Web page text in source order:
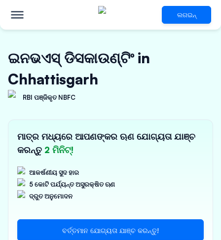
ଲଗଇନ୍
ଇନଭଏସ୍ ଡିସକାଉଣ୍ଟିଂ in
Chhattisgarh
RBI ପଞ୍ଜିକୃତ NBFC
ମାତ୍ର ମଧ୍ୟରେ ଆପଣଙ୍କର ଋଣ ଯୋଗ୍ୟତା ଯାଞ୍ଚ
କରନ୍ତୁ 2 ମିନିଟ୍!
ଆକର୍ଷଣୀୟ ସୁଦ ହାର
5 କୋଟି ପର୍ଯ୍ୟନ୍ତ ଅସୁରକ୍ଷିତ ଋଣ
ଦ୍ରୁତ ଅନୁମୋଦନ
ବର୍ତ୍ତମାନ ଯୋଗ୍ୟତା ଯାଞ୍ଚ କରନ୍ତୁ!